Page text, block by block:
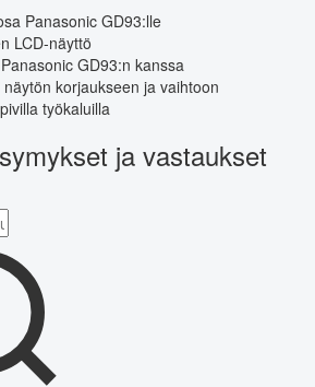
Panasonic GD93:lle
LCD-näyttö
GD93:n kanssa
korjaukseen ja vaihtoon
työkaluilla
ja vastaukset